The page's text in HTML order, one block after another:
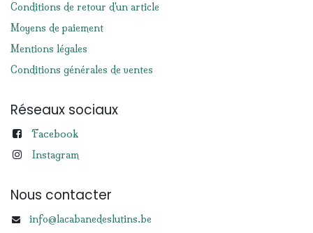
Conditions de retour d'un article
Moyens de paiement
Mentions légales
Conditions générales de ventes
Réseaux sociaux
Facebook
Instagram
Nous contacter
info@lacabanedeslutins.be